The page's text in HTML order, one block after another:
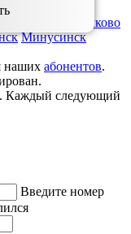
Березовка, Зыково
Минусинск
наших абонентов.
Каждый следующий
Введите номер